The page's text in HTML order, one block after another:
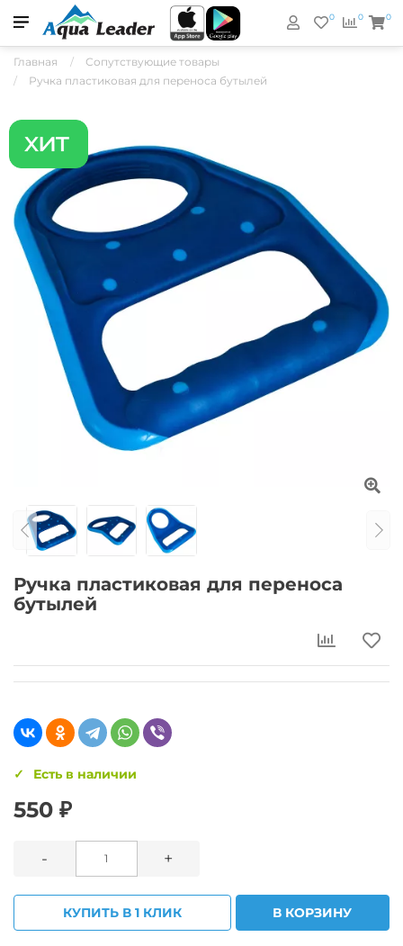
0
0 0
Главная
Сопутствующие товары
Ручка пластиковая для переноса бутылей
Ручка пластиковая для переноса
бутылей
Есть в наличии
550 ₽
- +
КУПИТЬ В 1 КЛИК В КОРЗИНУ